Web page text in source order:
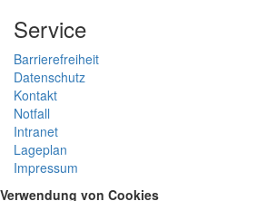
Service
Barrierefreiheit
Datenschutz
Kontakt
Notfall
Intranet
Lageplan
Impressum
Verwendung von Cookies